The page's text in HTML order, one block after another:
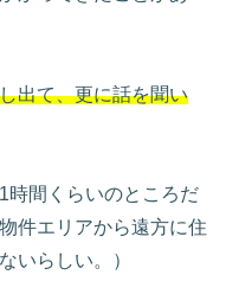
出て、更に話を聞い
時間くらいのところだ
件エリアから遠方に住
いらしい。）